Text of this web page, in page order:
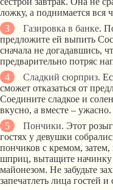
ложку, а поднимается вся
Газировка в банке.
предложите ей выпить
сначала не догадавшись,
предварительно потряс
Сладкий сюрприз.
сможет отказаться от
Соедините сладкое и
вкусно, а вместе – ужасно.
Пончики. Этот
гостях у девушки
пончиков с кремом, затем,
шприц, вытащите
майонезом. Не забудьте
запечатлеть лица гостей и